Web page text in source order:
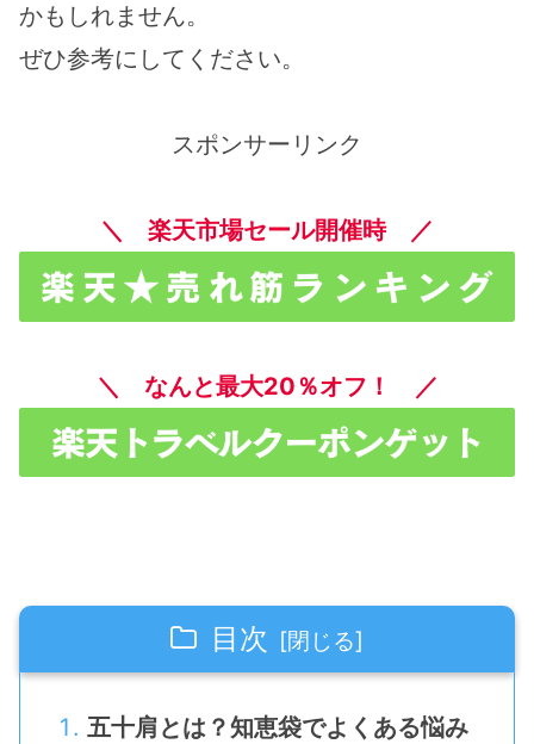
かもしれません。
ぜひ参考にしてください。
スポンサーリンク
＼ 楽天市場セール開催時 ／
＼ なんと最大20％オフ！ ／
目次
五十肩とは？知恵袋でよくある悩み